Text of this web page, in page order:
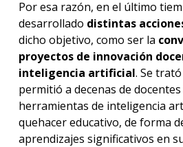
Por esa razón, en el último
desarrollado distintas
dicho objetivo, como ser la
proyectos de innovación
inteligencia artificial. Se
permitió a decenas de
herramientas de inteligencia
quehacer educativo, de forma
aprendizajes significativos en